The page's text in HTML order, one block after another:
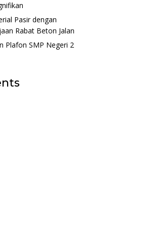
Pasir dengan
Rabat Beton Jalan
Plafon SMP Negeri 2